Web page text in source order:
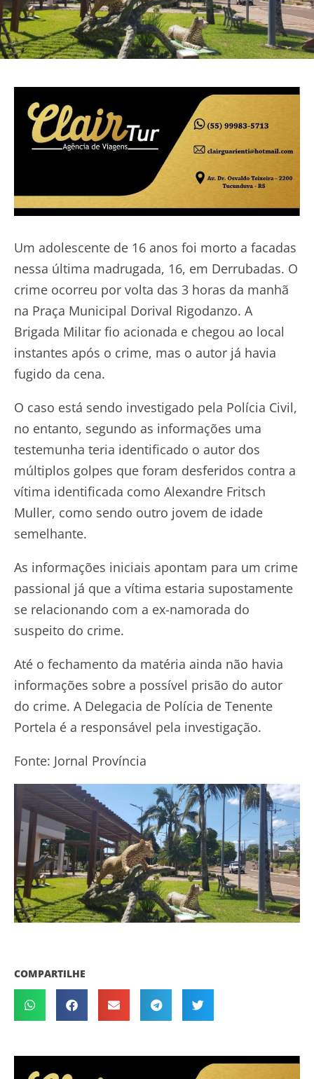
Um adolescente de 16 anos foi morto a facadas
nessa última madrugada, 16, em Derrubadas. O
crime ocorreu por volta das 3 horas da manhã
na Praça Municipal Dorival Rigodanzo. A
Brigada Militar fio acionada e chegou ao local
instantes após o crime, mas o autor já havia
fugido da cena.
O caso está sendo investigado pela Polícia Civil,
no entanto, segundo as informações uma
testemunha teria identificado o autor dos
múltiplos golpes que foram desferidos contra a
vítima identificada como Alexandre Fritsch
Muller, como sendo outro jovem de idade
semelhante.
As informações iniciais apontam para um crime
passional já que a vítima estaria supostamente
se relacionando com a ex-namorada do
suspeito do crime.
Até o fechamento da matéria ainda não havia
informações sobre a possível prisão do autor
do crime. A Delegacia de Polícia de Tenente
Portela é a responsável pela investigação.
Fonte: Jornal Província
COMPARTILHE